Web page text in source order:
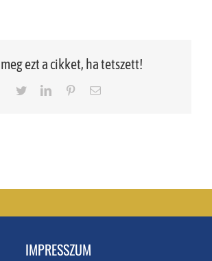
meg ezt a cikket, ha tetszett!
TwitterLinkedInPinterestEmail
IMPRESSZUM